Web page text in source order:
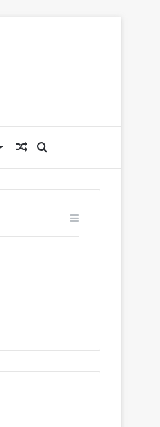
naar
Willekeurig
artikel